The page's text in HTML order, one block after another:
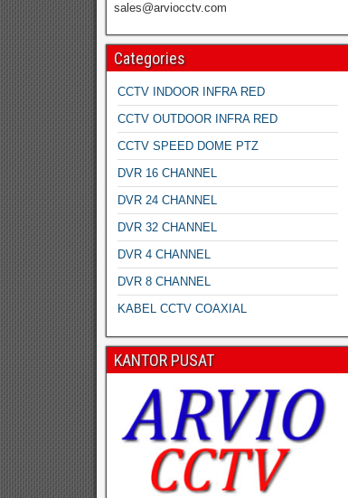
sales@arviocctv.com
Categories
CCTV INDOOR INFRA RED
CCTV OUTDOOR INFRA RED
CCTV SPEED DOME PTZ
DVR 16 CHANNEL
DVR 24 CHANNEL
DVR 32 CHANNEL
DVR 4 CHANNEL
DVR 8 CHANNEL
KABEL CCTV COAXIAL
KANTOR PUSAT